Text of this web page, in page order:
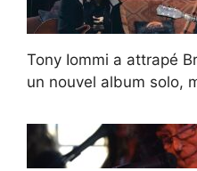
Tony Iommi a attrapé
un nouvel album solo,